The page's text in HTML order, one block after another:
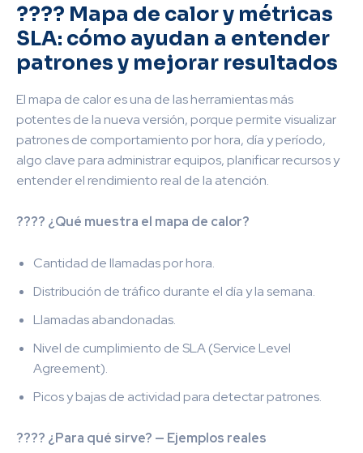
???? Mapa de calor y métricas
SLA: cómo ayudan a entender
patrones y mejorar resultados
El mapa de calor es una de las herramientas más
potentes de la nueva versión, porque permite visualizar
patrones de comportamiento por hora, día y período,
algo clave para administrar equipos, planificar recursos y
entender el rendimiento real de la atención.
???? ¿Qué muestra el mapa de calor?
Cantidad de llamadas por hora.
Distribución de tráfico durante el día y la semana.
Llamadas abandonadas.
Nivel de cumplimiento de SLA (Service Level
Agreement).
Picos y bajas de actividad para detectar patrones.
???? ¿Para qué sirve? — Ejemplos reales